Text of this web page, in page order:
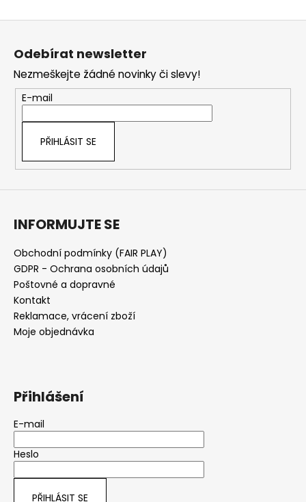
Z
Odebírat newsletter
Nezmeškejte žádné novinky či slevy!
E-mail
PŘIHLÁSIT SE
INFORMUJTE SE
Obchodní podmínky (FAIR PLAY)
GDPR - Ochrana osobních údajů
Poštovné a dopravné
Kontakt
Reklamace, vrácení zboží
Moje objednávka
Přihlášení
E-mail
Heslo
PŘIHLÁSIT SE